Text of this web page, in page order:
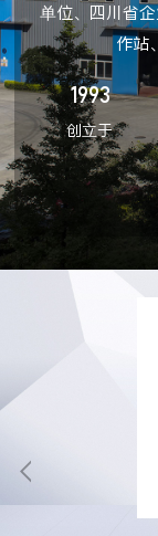
单位、四川省
作站
1993
创立于
